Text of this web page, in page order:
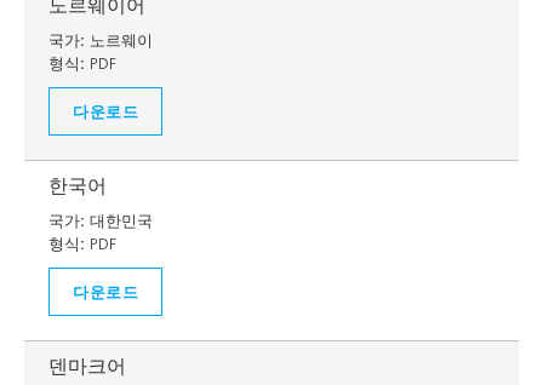
노르웨이어
국가: 노르웨이
형식: PDF
다운로드
한국어
국가: 대한민국
형식: PDF
다운로드
덴마크어